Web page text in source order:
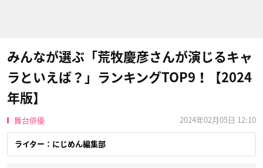
みんなが選ぶ「荒牧慶彦さんが演じるキャ
ラといえば？」ランキングTOP9！【2024
年版】
舞台俳優 2024年02月05日 12:10
ライター：にじめん編集部